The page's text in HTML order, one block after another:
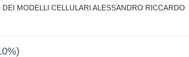
DEI MODELLI CELLULARI ALESSANDRO RICCARDO